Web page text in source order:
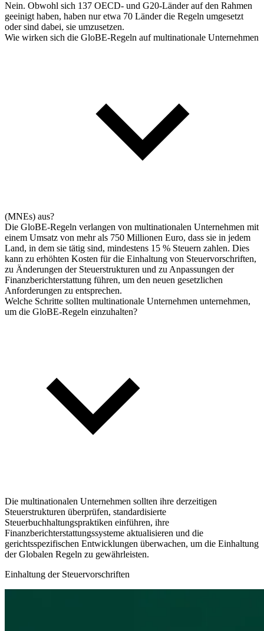
Nein. Obwohl sich 137 OECD- und G20-Länder auf den Rahmen
geeinigt haben, haben nur etwa 70 Länder die Regeln umgesetzt
oder sind dabei, sie umzusetzen.
Wie wirken sich die GloBE-Regeln auf multinationale Unternehmen
(MNEs) aus?
Die GloBE-Regeln verlangen von multinationalen Unternehmen mit
einem Umsatz von mehr als 750 Millionen Euro, dass sie in jedem
Land, in dem sie tätig sind, mindestens 15 % Steuern zahlen. Dies
kann zu erhöhten Kosten für die Einhaltung von Steuervorschriften,
zu Änderungen der Steuerstrukturen und zu Anpassungen der
Finanzberichterstattung führen, um den neuen gesetzlichen
Anforderungen zu entsprechen.
Welche Schritte sollten multinationale Unternehmen unternehmen,
um die GloBE-Regeln einzuhalten?
Die multinationalen Unternehmen sollten ihre derzeitigen
Steuerstrukturen überprüfen, standardisierte
Steuerbuchhaltungspraktiken einführen, ihre
Finanzberichterstattungssysteme aktualisieren und die
gerichtsspezifischen Entwicklungen überwachen, um die Einhaltung
der Globalen Regeln zu gewährleisten.
Einhaltung der Steuervorschriften